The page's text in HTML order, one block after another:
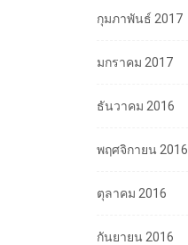
กุมภาพันธ์ 2017
มกราคม 2017
ธันวาคม 2016
พฤศจิกายน 2016
ตุลาคม 2016
กันยายน 2016